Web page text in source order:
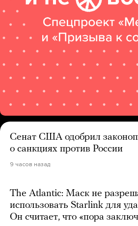
Сенат США одобрил
о санкциях против России
9 часов назад
The Atlantic: Маск не
использовать Starlink для
Он считает, что «пора